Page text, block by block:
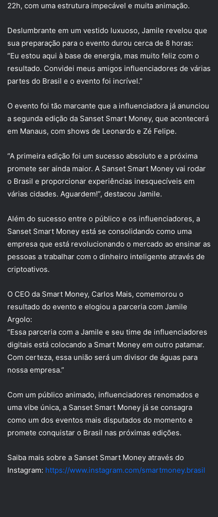
22h, com uma estrutura impecável e muita animação.
Deslumbrante em um vestido luxuoso, Jamile revelou que
sua preparação para o evento durou cerca de 8 horas:
“Eu estou aqui à base de energia, mas muito feliz com o
resultado. Convidei meus amigos influenciadores de várias
partes do Brasil e o evento foi incrível.”
O evento foi tão marcante que a influenciadora já anunciou
a segunda edição da Sanset Smart Money, que acontecerá
em Manaus, com shows de Leonardo e Zé Felipe.
“A primeira edição foi um sucesso absoluto e a próxima
promete ser ainda maior. A Sanset Smart Money vai rodar
o Brasil e proporcionar experiências inesquecíveis em
várias cidades. Aguardem!”, destacou Jamile.
Além do sucesso entre o público e os influenciadores, a
Sanset Smart Money está se consolidando como uma
empresa que está revolucionando o mercado ao ensinar as
pessoas a trabalhar com o dinheiro inteligente através de
criptoativos.
O CEO da Smart Money, Carlos Mais, comemorou o
resultado do evento e elogiou a parceria com Jamile
Argolo:
“Essa parceria com a Jamile e seu time de influenciadores
digitais está colocando a Smart Money em outro patamar.
Com certeza, essa união será um divisor de águas para
nossa empresa.”
Com um público animado, influenciadores renomados e
uma vibe única, a Sanset Smart Money já se consagra
como um dos eventos mais disputados do momento e
promete conquistar o Brasil nas próximas edições.
Saiba mais sobre a Sanset Smart Money através do
Instagram: https://www.instagram.com/smartmoney.brasil